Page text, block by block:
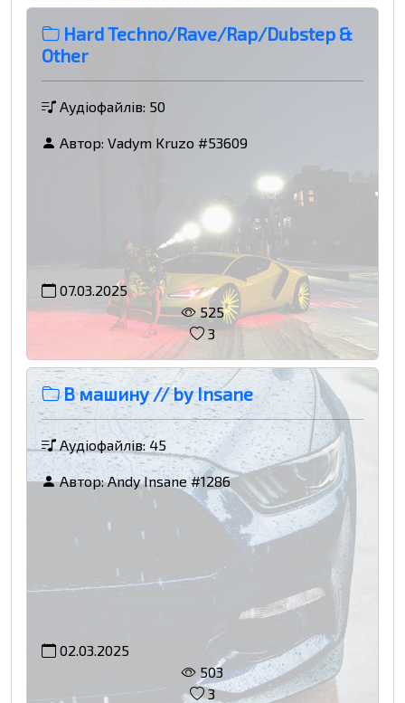
Hard Techno/Rave/Rap/Dubstep &
Other
Аудіофайлів: 50
Автор: Vadym Kruzo #53609
07.03.2025
525
3
В машину // by Insane
Аудіофайлів: 45
Автор:Andy Insane #1286
02.03.2025
503
3